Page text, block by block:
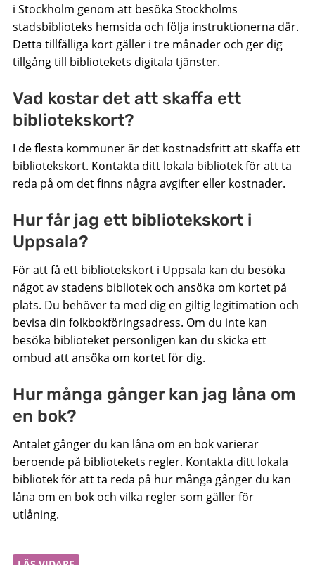
i Stockholm genom att besöka Stockholms
stadsbiblioteks hemsida och följa instruktionerna där.
Detta tillfälliga kort gäller i tre månader och ger dig
tillgång till bibliotekets digitala tjänster.
Vad kostar det att skaffa ett
bibliotekskort?
I de flesta kommuner är det kostnadsfritt att skaffa ett
bibliotekskort. Kontakta ditt lokala bibliotek för att ta
reda på om det finns några avgifter eller kostnader.
Hur får jag ett bibliotekskort i
Uppsala?
För att få ett bibliotekskort i Uppsala kan du besöka
något av stadens bibliotek och ansöka om kortet på
plats. Du behöver ta med dig en giltig legitimation och
bevisa din folkbokföringsadress. Om du inte kan
besöka biblioteket personligen kan du skicka ett
ombud att ansöka om kortet för dig.
Hur många gånger kan jag låna om
en bok?
Antalet gånger du kan låna om en bok varierar
beroende på bibliotekets regler. Kontakta ditt lokala
bibliotek för att ta reda på hur många gånger du kan
låna om en bok och vilka regler som gäller för
utlåning.